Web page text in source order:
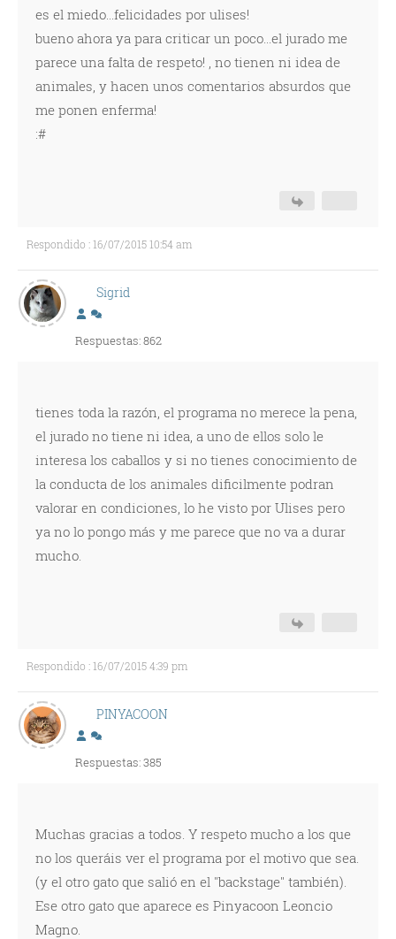
es el miedo...felicidades por ulises!
bueno ahora ya para criticar un poco...el jurado me
parece una falta de respeto! , no tienen ni idea de
animales, y hacen unos comentarios absurdos que
me ponen enferma!
:#
Respondido : 16/07/2015 10:54 am
Sigrid
Respuestas: 862
tienes toda la razón, el programa no merece la pena,
el jurado no tiene ni idea, a uno de ellos solo le
interesa los caballos y si no tienes conocimiento de
la conducta de los animales dificilmente podran
valorar en condiciones, lo he visto por Ulises pero
ya no lo pongo más y me parece que no va a durar
mucho.
Respondido : 16/07/2015 4:39 pm
PINYACOON
Respuestas: 385
Muchas gracias a todos. Y respeto mucho a los que
no los queráis ver el programa por el motivo que sea.
(y el otro gato que salió en el "backstage" también).
Ese otro gato que aparece es Pinyacoon Leoncio
Magno.